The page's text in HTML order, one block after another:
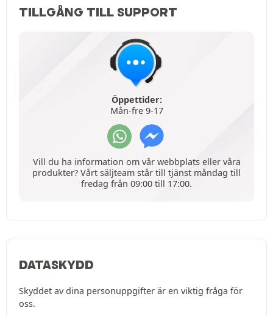
TILLGÅNG TILL SUPPORT
Öppettider:
Mån-fre 9-17
Vill du ha information om vår webbplats eller våra
produkter? Vårt säljteam står till tjänst måndag till
fredag från 09:00 till 17:00.
DATASKYDD
Skyddet av dina personuppgifter är en viktig fråga för
oss.